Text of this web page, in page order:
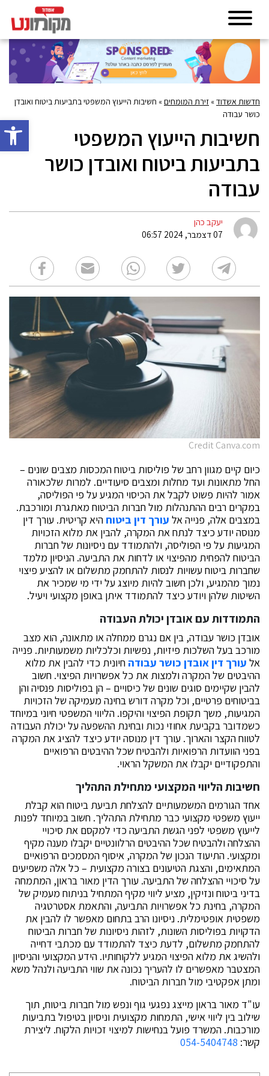
פתח
חדשות אשדוד» זירת המומחים» חשיבות הייעוץ המשפטי בתביעות ביטוח ואובדן
כושר עבודה
חשיבות הייעוץ המשפטי
בתביעות ביטוח ואובדן כושר
עבודה
יעקב כהן
07 דצמבר, 2024 06:57
Credit Canva.com
כיום קיים מגוון רחב של פוליסות ביטוח המכסות מצבים שונים –
החל מתאונות ועד מחלות ומצבים סיעודיים. למרות שלכאורה
אמור להיות פשוט לקבל את הכיסוי המגיע על פי הפוליסה,
במקרים רבים ההתנהלות מול חברות הביטוח מאתגרת ומורכבת.
במצבים אלה, פנייה אל עורך דין ביטוחהיא קריטית. עורך דין
מנוסה יודע כיצד לנתח את המקרה, להבין את מלוא הזכויות
המגיעות על פי הפוליסה, ולהתמודד עם ניסיונות של חברות
הביטוח להפחית מהפיצוי או לדחות את התביעה. הניסיון מלמד
שחברות ביטוח עשויות לנסות להתחמק מתשלום או להציע פיצוי
נמוך מהמגיע, ולכן חשוב להיות מיוצג על ידי מי שמכיר את
השיטות שלהן ויודע כיצד להתמודד איתן באופן מקצועי ויעיל.
התמודדות עם אובדן יכולת העבודה
אובדן כושר עבודה, בין אם נגרם ממחלה או מתאונה, הוא מצב
מורכב בעל השלכות פיזיות, נפשיות וכלכליות משמעותיות. פנייה
אל עורך דין אובדן כושר עבודהחיונית כדי להבין את מלוא
ההיבטים של המקרה ולמצות את כל אפשרויות הפיצוי. חשוב
להבין שקיימים סוגים שונים של כיסויים – הן בפוליסות פנסיה והן
בביטוחים פרטיים, וכל מקרה דורש בחינה מעמיקה של הזכויות
המגיעות, משך תקופת הפיצוי והיקפו. הליווי המשפטי חיוני במיוחד
כשמדובר בקביעת אחוזי נכות ובחינת ההשפעה על יכולת העבודה
לטווח הקצר והארוך. עורך דין מנוסה יודע כיצד להציג את המקרה
בפני הוועדות הרפואיות ולהבטיח שכל ההיבטים הרפואיים
והתפקודיים יקבלו את המשקל הראוי.
חשיבות הליווי המקצועי מתחילת התהליך
אחד הגורמים המשמעותיים להצלחת תביעת ביטוח הוא קבלת
ייעוץ משפטי מקצועי כבר מתחילת התהליך. חשוב במיוחד לפנות
לייעוץ משפטי לפני הגשת התביעה כדי למקסם את סיכויי
ההצלחה ולהבטיח שכל ההיבטים הרלוונטיים יקבלו מענה מקיף
ומקצועי. התיעוד הנכון של המקרה, איסוף המסמכים הרפואיים
המתאימים, והצגת הטיעונים בצורה מקצועית – כל אלה משפיעים
על סיכויי ההצלחה של התביעה. עורך הדין מאור בראון, המתמחה
בדיני ביטוח ונזיקין, מציע ליווי מקיף המתחיל בניתוח מעמיק של
המקרה, בחינת כל אפשרויות התביעה, והתאמת אסטרטגיה
משפטית אופטימלית. ניסיונו הרב בתחום מאפשר לו להבין את
הדקויות בפוליסות השונות, לזהות ניסיונות של חברות הביטוח
להתחמק מתשלום, לדעת כיצד להתמודד עם מכתבי דחייה
ולהשיג את מלוא הפיצוי המגיע ללקוחותיו. הידע המקצועי והניסיון
המצטבר מאפשרים לו להעריך נכונה את שווי התביעה ולנהל משא
ומתן אפקטיבי מול חברות הביטוח.
עו"ד מאור בראון מייצג נפגעי גוף ונפש מול חברות ביטוח, תוך
שילוב בין ליווי אישי, התמחות מקצועית וניסיון בטיפול בתביעות
מורכבות. המשרד פועל בנחישות למיצוי זכויות הלקוח. ליצירת
קשר: 054-5404748